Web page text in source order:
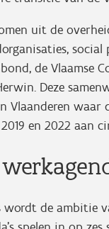
uit de
de Vlaamse
Deze
Vlaanderen waar
en 2022 aan
wordt de ambitie